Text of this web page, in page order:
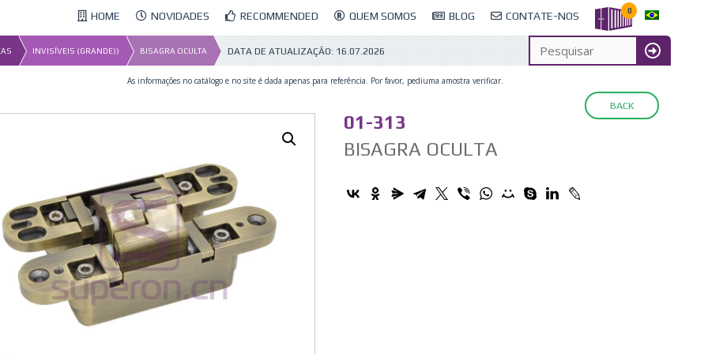
HOME NOVIDADES RECOMMENDED QUEM SOMOS BLOG CONTATE-NOS 0
INVISÍVEIS (GRANDE)) BISAGRA OCULTA DATA DE ATUALIZAÇÃO: 16.07.2026
As informações no catálogo e no site é dada apenas para referência. Por favor, pediuma amostra verificar.
BACK
01-313
BISAGRA OCULTA